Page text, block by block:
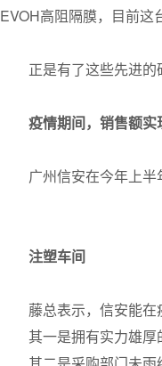
EVOH高阻隔膜，目前这
正是有了这些先进
疫情期间，销售额
广州信安在今年上
注塑车间
藤总表示，信安能
其一是拥有实力雄